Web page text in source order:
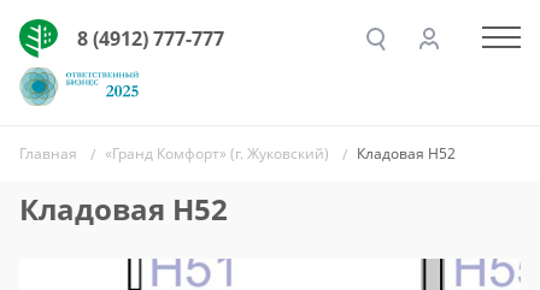
8 (4912) 777-777
Главная «Гранд Комфорт» (г. Жуковский) Кладовая Н52
Кладовая Н52